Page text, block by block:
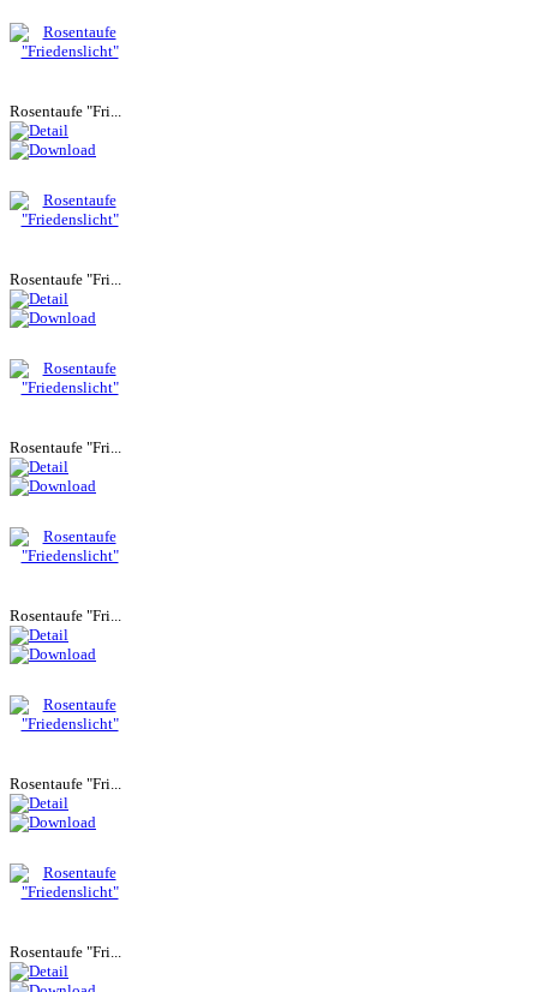
Rosentaufe "Fri...
Rosentaufe "Fri...
Rosentaufe "Fri...
Rosentaufe "Fri...
Rosentaufe "Fri...
Rosentaufe "Fri...